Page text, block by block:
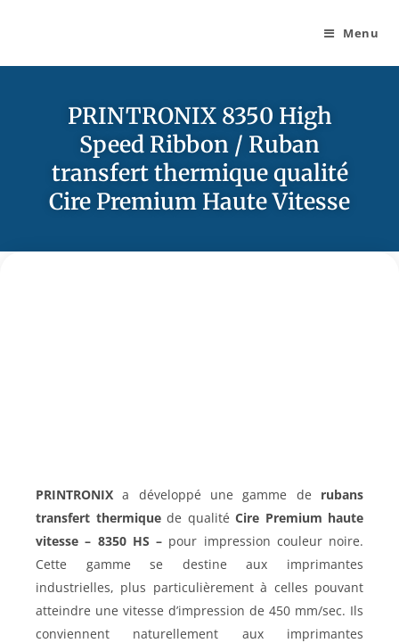
Menu
PRINTRONIX 8350 High
Speed Ribbon / Ruban
transfert thermique qualité
Cire Premium Haute Vitesse
PRINTRONIX a développé une gamme de rubans
transfert thermiquede qualité Cire Premium haute
vitesse – 8350 HS – pour impression couleur noire.
Cette gamme se destine aux imprimantes
industrielles, plus particulièrement à celles pouvant
atteindre une vitesse d’impression de 450 mm/sec. Ils
conviennent naturellement aux imprimantes